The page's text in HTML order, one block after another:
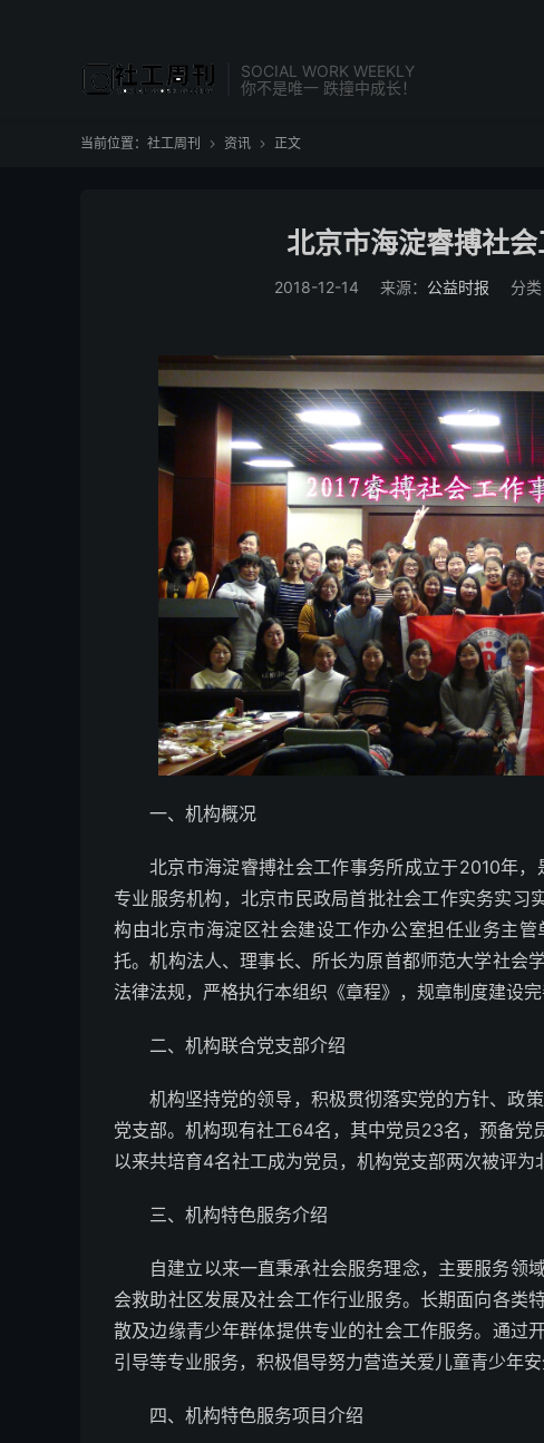
SOCIAL WORK WEEKLY
你不是唯一 跌撞中成长！
当前位置： 社工周刊  资讯  正文
北京市海淀睿搏社
2018-12-14 来源： 公益时报 分类
一、机构概况
北京市海淀睿搏社会工作事务所成立于2010年
专业服务机构，北京市民政局首批社会工作实务实习
构由北京市海淀区社会建设工作办公室担任业务主
托。机构法人、理事长、所长为原首都师范大学社会
法律法规，严格执行本组织《章程》，规章制度建设
二、机构联合党支部介绍
机构坚持党的领导，积极贯彻落实党的方针、政
党支部。机构现有社工64名，其中党员23名，预备党
以来共培育4名社工成为党员，机构党支部两次被评为
三、机构特色服务介绍
自建立以来一直秉承社会服务理念，主要服务领
会救助社区发展及社会工作行业服务。长期面向各类
散及边缘青少年群体提供专业的社会工作服务。通过
引导等专业服务，积极倡导努力营造关爱儿童青少年
四、机构特色服务项目介绍